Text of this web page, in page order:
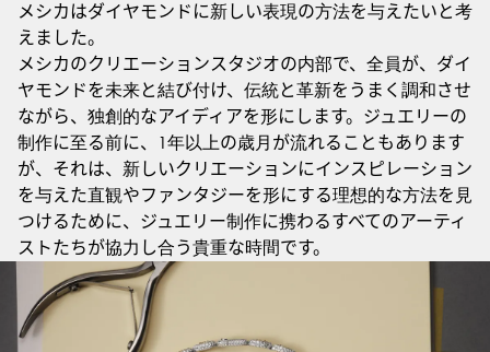
メシカはダイヤモンドに新しい表現の方法を与えたいと考
えました。
メシカのクリエーションスタジオの内部で、全員が、ダイ
ヤモンドを未来と結び付け、伝統と革新をうまく調和させ
ながら、独創的なアイディアを形にします。ジュエリーの
制作に至る前に、1年以上の歳月が流れることもあります
が、それは、新しいクリエーションにインスピレーション
を与えた直観やファンタジーを形にする理想的な方法を見
つけるために、ジュエリー制作に携わるすべてのアーティ
ストたちが協力し合う貴重な時間です。